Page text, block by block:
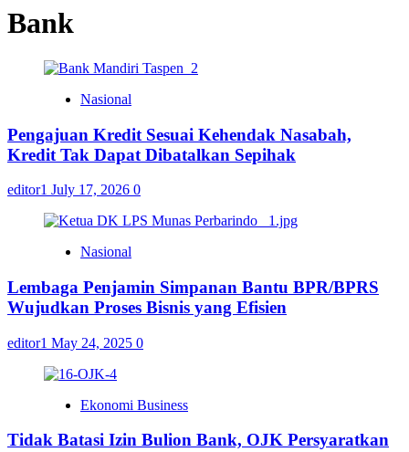
Bank
Nasional
Pengajuan Kredit Sesuai Kehendak Nasabah,
Kredit Tak Dapat Dibatalkan Sepihak
editor1 July 17, 2026 0
Nasional
Lembaga Penjamin Simpanan Bantu BPR/BPRS
Wujudkan Proses Bisnis yang Efisien
editor1 May 24, 2025 0
Ekonomi Business
Tidak Batasi Izin Bulion Bank, OJK Persyaratkan